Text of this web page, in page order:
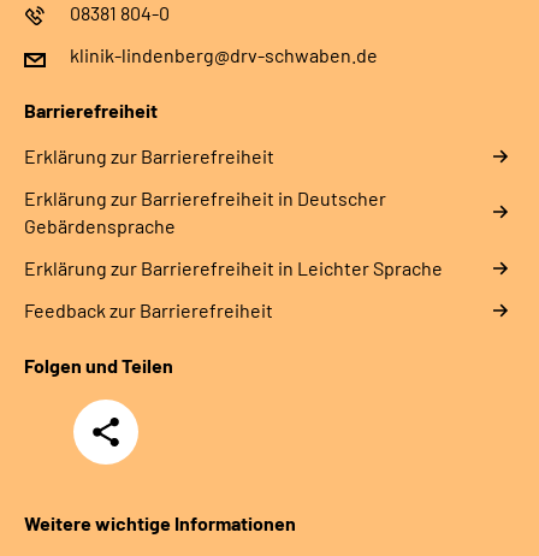
08381 804-0
klinik-lindenberg@drv-schwaben.de
Barrierefreiheit
Erklärung zur Barrierefreiheit
Erklärung zur Barrierefreiheit in Deutscher
Gebärdensprache
Erklärung zur Barrierefreiheit in Leichter Sprache
Feedback zur Barrierefreiheit
Folgen und Teilen
Teilen
Weitere wichtige Informationen